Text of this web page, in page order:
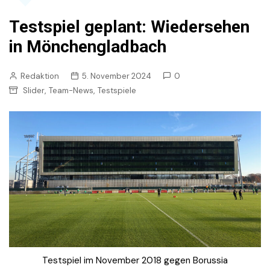
Testspiel geplant: Wiedersehen
in Mönchengladbach
Redaktion 5. November 2024
0
Slider, Team-News, Testspiele
Testspiel im November 2018 gegen Borussia